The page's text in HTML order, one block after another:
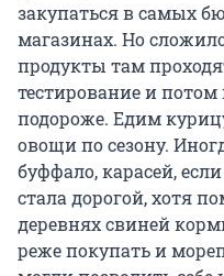
закупаться в самых
магазинах. Но
продукты там
тестирование и
подороже. Едим
овощи по сезону.
буффало, карасей,
стала дорогой, хотя
деревнях свиней
реже покупать и